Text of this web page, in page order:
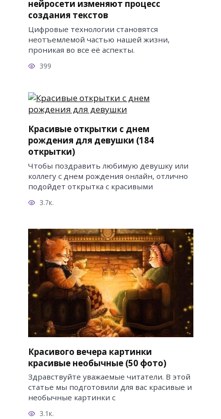
нейросети изменяют процесс
создания текстов
Цифровые технологии становятся
неотъемлемой частью нашей жизни,
проникая во все её аспекты.
399
Красивые открытки с днем
рождения для девушки (184
открытки)
Чтобы поздравить любимую девушку или
коллегу с днем рождения онлайн, отлично
подойдет открытка с красивыми
3.7к.
Красивого вечера картинки
красивые необычные (50 фото)
Здравствуйте уважаемые читатели. В этой
статье мы подготовили для вас красивые и
необычные картинки с
3.1к.